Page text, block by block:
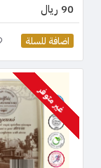
90 ريال
اضافة للسلة
غير متوفر